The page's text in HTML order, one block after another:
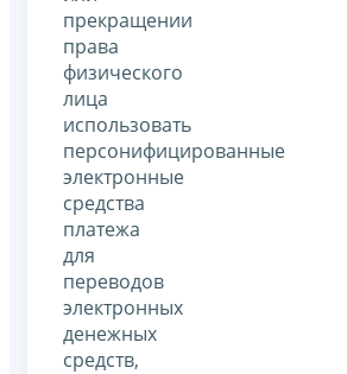
прекращении
права
физического
лица
использовать
персонифицированные
электронные
средства
платежа
для
переводов
электронных
денежных
средств,